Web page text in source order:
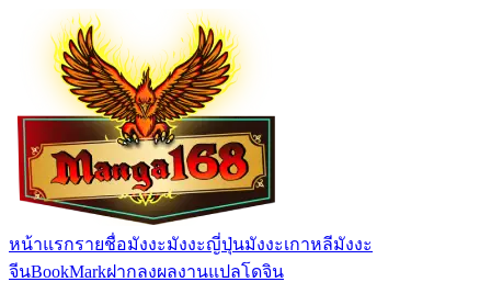
หน้าแรกรายชื่อมังงะมังงะญี่ปุ่นมังงะเกาหลีมังงะ
จีนBookMarkฝากลงผลงานแปลโดจิน